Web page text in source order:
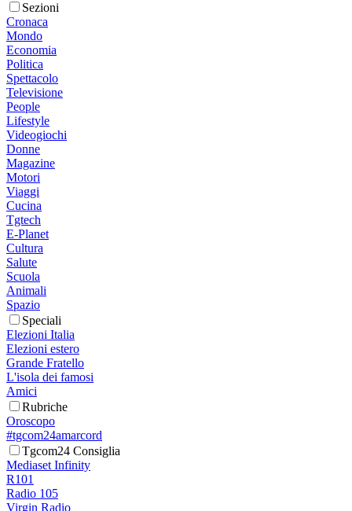
Sezioni
Cronaca
Mondo
Economia
Politica
Spettacolo
Televisione
People
Lifestyle
Videogiochi
Donne
Magazine
Motori
Viaggi
Cucina
Tgtech
E-Planet
Cultura
Salute
Scuola
Animali
Spazio
Speciali
Elezioni Italia
Elezioni estero
Grande Fratello
L'isola dei famosi
Amici
Rubriche
Oroscopo
#tgcom24amarcord
Tgcom24 Consiglia
Mediaset Infinity
R101
Radio 105
Virgin Radio